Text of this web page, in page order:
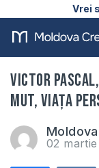
Vrei
Victor
mut, viața
02